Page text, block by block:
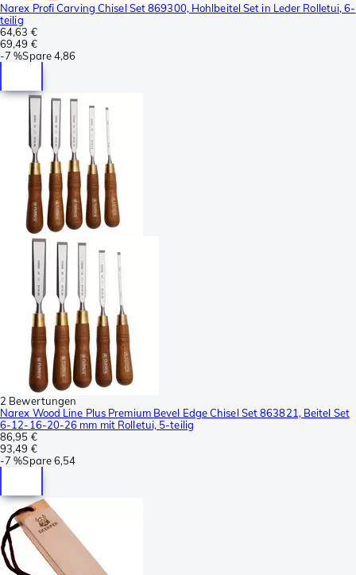
Narex Profi Carving Chisel Set 869300, Hohlbeitel Set in Leder Rolletui, 6-
teilig
64,63 €
69,49 €
-7 %Spare4,86
2 Bewertungen
Narex Wood Line Plus Premium Bevel Edge Chisel Set 863821, Beitel Set
6-12-16-20-26 mm mit Rolletui, 5-teilig
86,95 €
93,49 €
-7 %Spare6,54